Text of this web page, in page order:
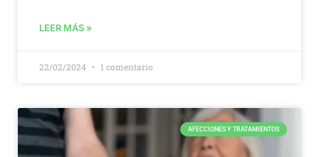
LEER MÁS »
22/02/2024 1 comentario
AFECCIONES Y TRATAMIENTOS